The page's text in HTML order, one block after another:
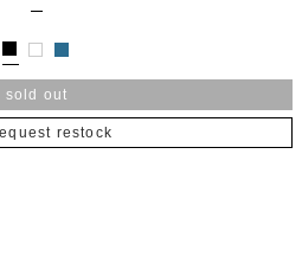
sold out
restock